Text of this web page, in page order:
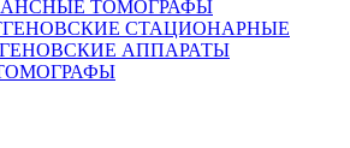
ТОМОГРАФЫ
СТАЦИОНАРНЫЕ
АППАРАТЫ